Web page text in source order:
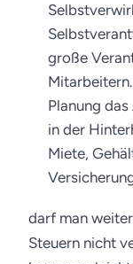
große
Planung
in der
Miete,
darf man
Steuern nicht